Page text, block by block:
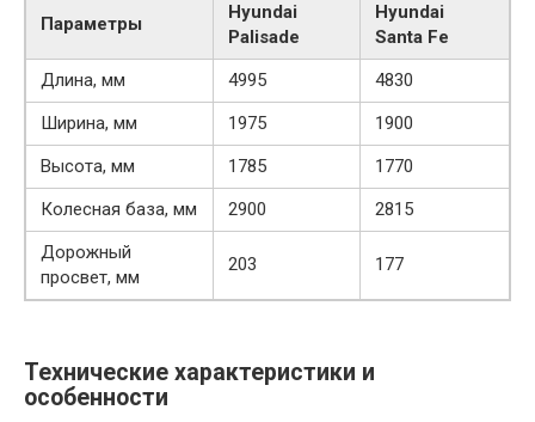
Параметры
Hyundai
Palisade
Hyundai
Santa Fe
Длина, мм
4995
4830
Ширина, мм
1975
1900
Высота, мм
1785
1770
Колесная база, мм
2900
2815
Дорожный
просвет, мм
203 177
Технические характеристики и
особенности